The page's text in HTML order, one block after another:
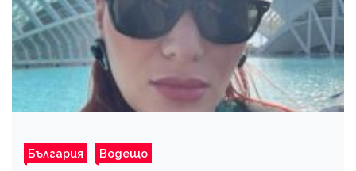
България Водещо